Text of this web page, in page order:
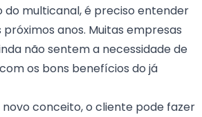
multicanal, é preciso entender
anos. Muitas empresas
não sentem a necessidade de
os bons benefícios do já
conceito, o cliente pode fazer